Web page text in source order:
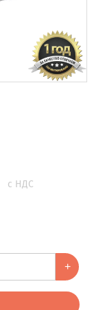
с НДС
+